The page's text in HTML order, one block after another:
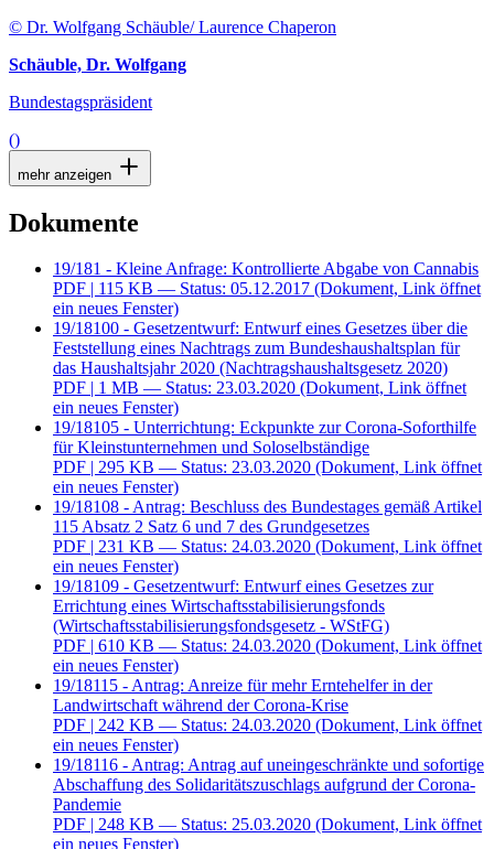
© Dr. Wolfgang Schäuble/ Laurence Chaperon
Schäuble, Dr. Wolfgang
Bundestagspräsident
()
mehr anzeigen
Dokumente
19/181 - Kleine Anfrage: Kontrollierte Abgabe von Cannabis
PDF | 115 KB — Status: 05.12.2017 (Dokument, Link öffnet
ein neues Fenster)
19/18100 - Gesetzentwurf: Entwurf eines Gesetzes über die
Feststellung eines Nachtrags zum Bundeshaushaltsplan für
das Haushaltsjahr 2020 (Nachtragshaushaltsgesetz 2020)
PDF | 1 MB — Status: 23.03.2020 (Dokument, Link öffnet
ein neues Fenster)
19/18105 - Unterrichtung: Eckpunkte zur Corona-Soforthilfe
für Kleinstunternehmen und Soloselbständige
PDF | 295 KB — Status: 23.03.2020 (Dokument, Link öffnet
ein neues Fenster)
19/18108 - Antrag: Beschluss des Bundestages gemäß Artikel
115 Absatz 2 Satz 6 und 7 des Grundgesetzes
PDF | 231 KB — Status: 24.03.2020 (Dokument, Link öffnet
ein neues Fenster)
19/18109 - Gesetzentwurf: Entwurf eines Gesetzes zur
Errichtung eines Wirtschaftsstabilisierungsfonds
(Wirtschaftsstabilisierungsfondsgesetz - WStFG)
PDF | 610 KB — Status: 24.03.2020 (Dokument, Link öffnet
ein neues Fenster)
19/18115 - Antrag: Anreize für mehr Erntehelfer in der
Landwirtschaft während der Corona-Krise
PDF | 242 KB — Status: 24.03.2020 (Dokument, Link öffnet
ein neues Fenster)
19/18116 - Antrag: Antrag auf uneingeschränkte und sofortige
Abschaffung des Solidaritätszuschlags aufgrund der Corona-
Pandemie
PDF | 248 KB — Status: 25.03.2020 (Dokument, Link öffnet
ein neues Fenster)